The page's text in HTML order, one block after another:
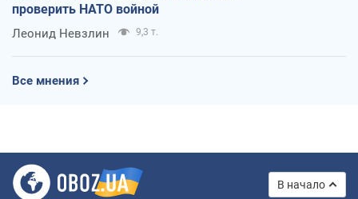
проверить НАТО войной
Леонид Невзлин 9,3 т.
Все мнения
В начало